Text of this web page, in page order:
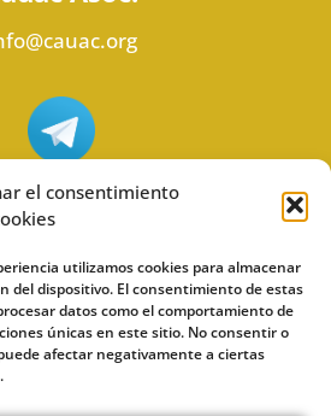
el consentimiento
utilizamos cookies para almacenar
del dispositivo. El consentimiento de estas
datos como el comportamiento de
únicas en este sitio. No consentir o
afectar negativamente a ciertas
en Telegram
en Odysee